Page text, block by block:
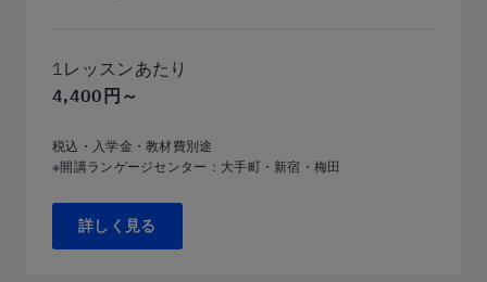
1レッスンあたり
4,400円～
税込・入学金・教材費別途
※開講ランゲージセンター：大手町・新宿・梅田
詳しく見る